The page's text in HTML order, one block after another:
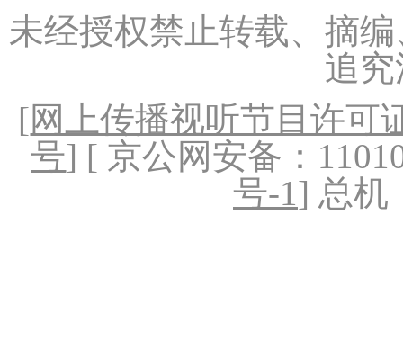
未经授权禁止转载、摘
追
[网上传播视听节目许可
号] [ 京公网安备：
号-1] 总机